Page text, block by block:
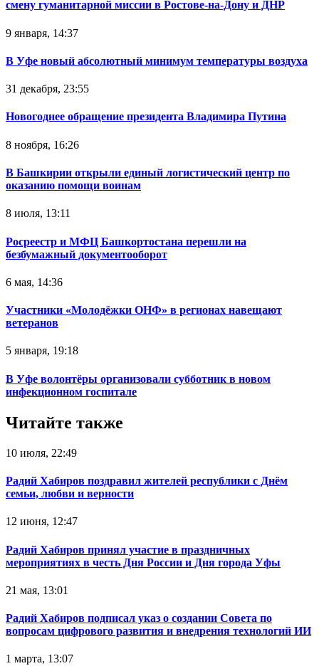
смену гуманитарной миссии в Ростове-на-Дону и ДНР
9 января, 14:37
В Уфе новый абсолютный минимум температуры воздуха
31 декабря, 23:55
Новогоднее обращение президента Владимира Путина
8 ноября, 16:26
В Башкирии открыли единый логистический центр по
оказанию помощи воинам
8 июля, 13:11
Росреестр и МФЦ Башкортостана перешли на
безбумажный документооборот
6 мая, 14:36
Участники «Молодёжки ОНФ» в регионах навещают
ветеранов
5 января, 19:18
В Уфе волонтёры организовали субботник в новом
инфекционном госпитале
Читайте также
10 июля, 22:49
Радий Хабиров поздравил жителей республики с Днём
семьи, любви и верности
12 июня, 12:47
Радий Хабиров принял участие в праздничных
мероприятиях в честь Дня России и Дня города Уфы
21 мая, 13:01
Радий Хабиров подписал указ о создании Совета по
вопросам цифрового развития и внедрения технологий ИИ
1 марта, 13:07